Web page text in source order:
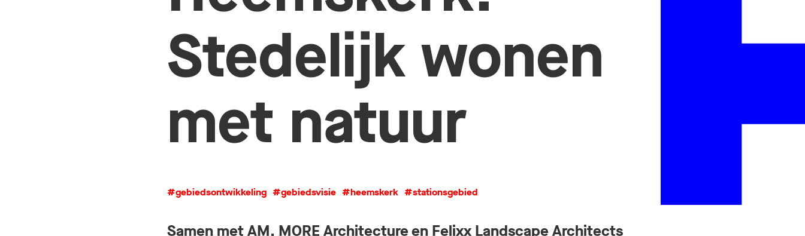
Stedelijk wonen
met natuur
#gebiedsontwikkeling #gebiedsvisie #heemskerk #stationsgebied
Samen met AM, MORE Architecture en Felixx Landscape Architects